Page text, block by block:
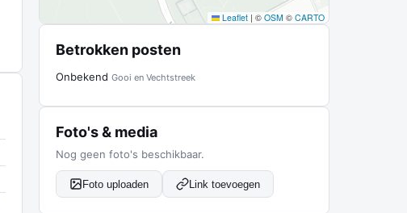
Leaflet | © OSM © CARTO
Betrokken posten
Onbekend Gooi en Vechtstreek
Foto's & media
Nog geen foto's beschikbaar.
Foto uploaden Link toevoegen